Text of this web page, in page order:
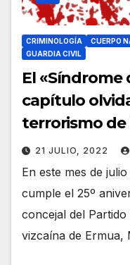
CRIMINOLOGÍA CUERPO
GUARDIA CIVIL
El «Síndrome
capítulo
terrorismo de
21 JULIO, 2022
En este mes de
cumple el 25º
concejal del
vizcaína de